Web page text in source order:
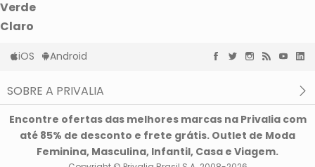
Verde
Claro
iOS Android
SOBRE A PRIVALIA
Privacidade e Cookies
Condições de uso
Encontre ofertas das melhores marcas na Privalia com
até 85% de desconto e frete grátis. Outlet de Moda
Feminina, Masculina, Infantil, Casa e Viagem.